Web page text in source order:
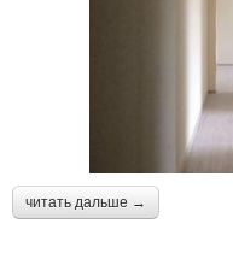
читать дальше →